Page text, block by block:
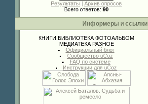
Результаты | Архив опросов
Всего ответов: 90
Информеры и ссылки
КНИГИ БИБЛИОТЕКА ФОТОАЛЬБОМ
МЕДИАТЕКА РАЗНОЕ
Официальный блог
Сообщество uCoz
FAQ по системе
Инструкции для uCoz